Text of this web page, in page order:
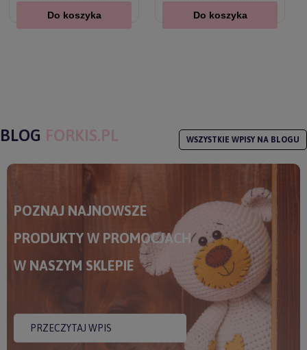
Do koszyka Do koszyka
BLOG FORKIS.PL WSZYSTKIE WPISY NA BLOGU
POZNAJ NAJNOWSZE
PRODUKTY W PROMOCJACH
W NASZYM SKLEPIE
PRZECZYTAJ WPIS